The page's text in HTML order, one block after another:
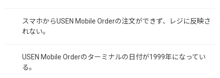
スマホからUSEN Mobile Orderの注文ができず、レジに反映さ
れない。
USEN Mobile Orderのターミナルの日付が1999年になってい
る。